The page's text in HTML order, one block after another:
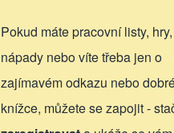
Pokud máte pracovní listy, hry,
nápady nebo víte třeba jen o
zajímavém odkazu nebo
knížce, můžete se zapojit -